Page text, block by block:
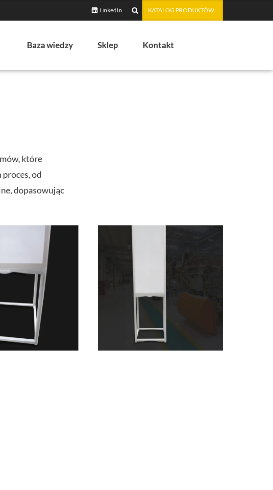
LinkedIn KATALOG PRODUKTÓW
Baza wiedzy Sklep Kontakt
które
od
dopasowując